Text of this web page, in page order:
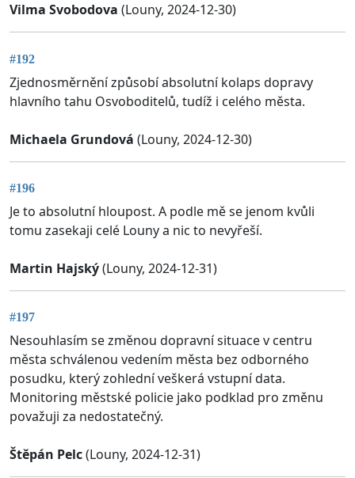
Vilma Svobodova (Louny, 2024-12-30)
#192
Zjednosměrnění způsobí absolutní kolaps dopravy
hlavního tahu Osvoboditelů, tudíž i celého města.
Michaela Grundová (Louny, 2024-12-30)
#196
Je to absolutní hloupost. A podle mě se jenom kvůli
tomu zasekaji celé Louny a nic to nevyřeší.
Martin Hajský(Louny, 2024-12-31)
#197
Nesouhlasím se změnou dopravní situace v centru
města schválenou vedením města bez odborného
posudku, který zohlední veškerá vstupní data.
Monitoring městské policie jako podklad pro změnu
považuji za nedostatečný.
Štěpán Pelc(Louny, 2024-12-31)